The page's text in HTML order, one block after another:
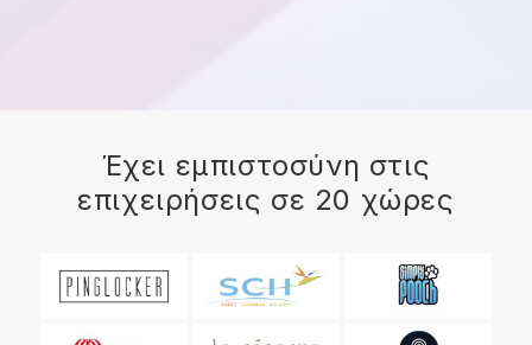
Έχει εμπιστοσύνη στις
επιχειρήσεις σε 20 χώρες